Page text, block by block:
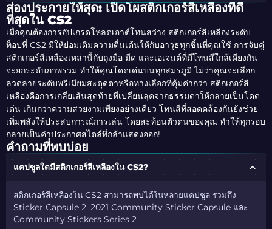
ส่องประกายให้สุด: เปิดโผสติกเกอร์สีเหลืองที่ดี
ที่สุดใน CS2
เมื่อคุณต้องการอัปเกรดโหลดเอาต์โทนสว่าง สติกเกอร์สีเหลืองระดับ
ท็อปที่ CS2 มีให้ย่อมเติมความตื่นเต้นให้กับอาวุธทุกชิ้นที่คุณใช้ การจับคู่
สติกเกอร์สีเหลืองเหล่านี้กับถุงมือ มีด และเอเจนต์ที่มีโทนสีใกล้เคียงกัน
จะยกระดับภาพรวม ทำให้คุณโดดเด่นบนทุกสมรภูมิ ไม่ว่าคุณจะเลือก
ลวดลายระดับพรีเมียมสะดุดตาหรือทางเลือกที่คุ้มค่ากว่า สติกเกอร์สี
เหลืองคือการเกลี่ยเส้นสุดท้ายที่เปลี่ยนลุคจากธรรมดาให้กลายเป็นโดด
เด่น เกินกว่าความสวยงามเพียงอย่างเดียว โทนสีที่สอดคล้องกันยังช่วย
เพิ่มพลังให้ประสบการณ์การเล่น โดยสะท้อนตัวตนของคุณ ทำให้ทุกรอบ
กลายเป็นคำประกาศสไตล์ที่กล้าแสดงออก!
คำถามที่พบบ่อย
แคปซูลใดมีสติกเกอร์สีเหลืองใน CS2?
สติกเกอร์สีเหลืองใน CS2 สามารถพบได้ในหลายแคปซูล รวมถึง
Sticker Capsule 2, 2021 Community Sticker Capsule และ
Community Stickers Series 2